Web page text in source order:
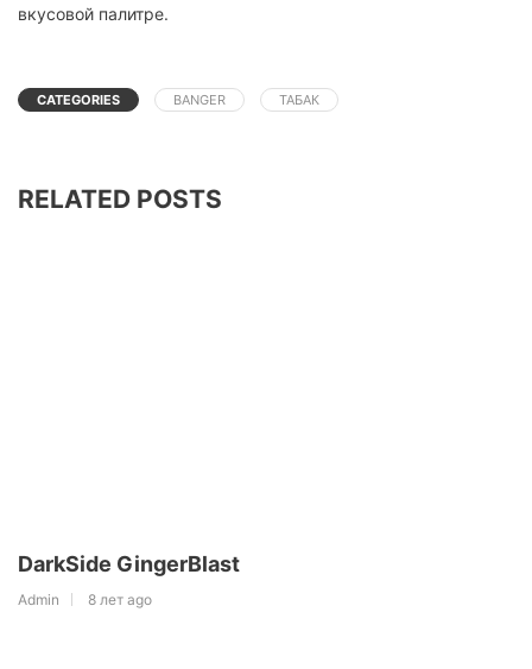
вкусовой палитре.
CATEGORIES BANGER ТАБАК
RELATED POSTS
DarkSide GingerBlast
Admin 8 лет ago